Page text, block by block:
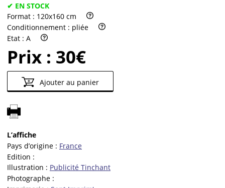
✔ EN STOCK
Format : 120x160 cm
Conditionnement : pliée
Etat : A
Prix : 30€
Ajouter au panier
L’affiche
Pays d’origine : France
Edition :
Illustration : Publicité Tinchant
Photographe :